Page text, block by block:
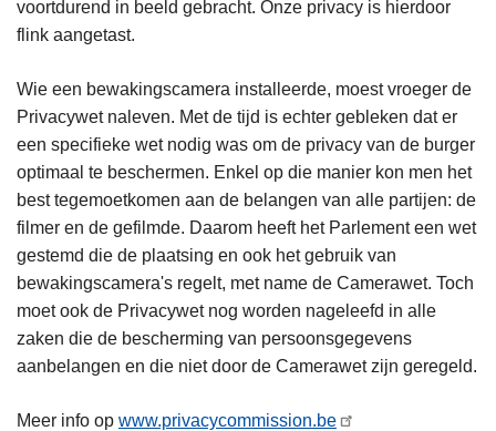
voortdurend in beeld gebracht. Onze privacy is hierdoor
flink aangetast.
Wie een bewakingscamera installeerde, moest vroeger de
Privacywet naleven. Met de tijd is echter gebleken dat er
een specifieke wet nodig was om de privacy van de burger
optimaal te beschermen. Enkel op die manier kon men het
best tegemoetkomen aan de belangen van alle partijen: de
filmer en de gefilmde. Daarom heeft het Parlement een wet
gestemd die de plaatsing en ook het gebruik van
bewakingscamera's regelt, met name de Camerawet. Toch
moet ook de Privacywet nog worden nageleefd in alle
zaken die de bescherming van persoonsgegevens
aanbelangen en die niet door de Camerawet zijn geregeld.
Meer info op www.privacycommission.be